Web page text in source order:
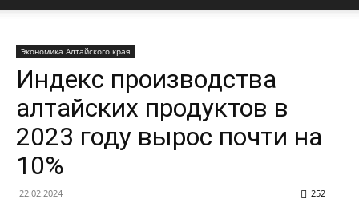
Экономика Алтайского края
Индекс производства
алтайских продуктов в
2023 году вырос почти на
10%
22.02.2024 252